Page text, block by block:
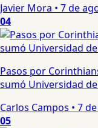
Javier Mora • 7 de
04
Pasos por
sumó Universidad
Carlos Campos • 7
05